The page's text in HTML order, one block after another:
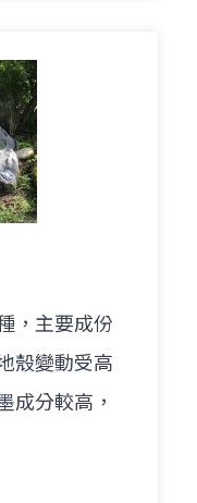
，主要成份
殼變動受高
成分較高，